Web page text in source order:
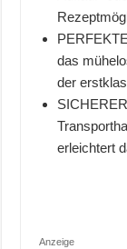
das
der
erleichtert
Anzeige